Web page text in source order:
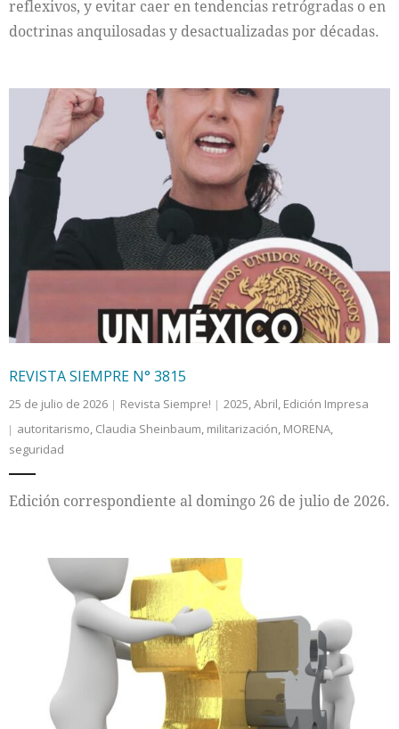
reflexivos, y evitar caer en tendencias retrógradas o en
doctrinas anquilosadas y desactualizadas por décadas.
REVISTA SIEMPRE N° 3815
25 de julio de 2026 Revista Siempre! 2025,Abril, Edición Impresa
autoritarismo, Claudia Sheinbaum, militarización, MORENA,
seguridad
Edición correspondiente al domingo 26 de julio de 2026.